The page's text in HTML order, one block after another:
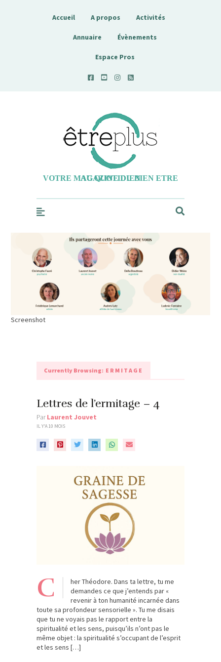
Accueil A propos Activités
Annuaire Évènements
Espace Pros
Etreplus
VOTRE MAGAZINE DU BIEN ETRE AU QUOTIDIEN
Screenshot
Currently Browsing: ERMITAGE
Lettres de l’ermitage – 4
ParLaurent Jouvet
IL Y'A 10 MOIS
C
her Théodore. Dans ta lettre, tu me
demandes ce que j’entends par «
revenir à ton humanité incarnée dans
toute sa profondeur sensorielle ». Tu me disais
que tu ne voyais pas le rapport entre la
spiritualité et les sens, puisqu’ils n’ont pas le
même objet : la spiritualité s’occupant de l’esprit
et les sens […]